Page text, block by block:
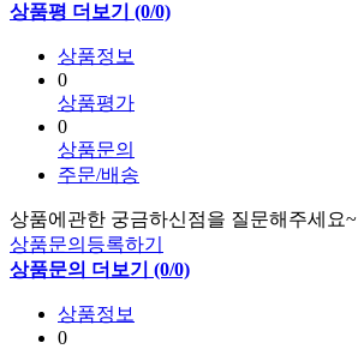
상품평 더보기 (0/0)
상품정보
0
상품평가
0
상품문의
주문/배송
상품에관한 궁금하신점을 질문해주세요~
상품문의등록하기
상품문의 더보기 (0/0)
상품정보
0